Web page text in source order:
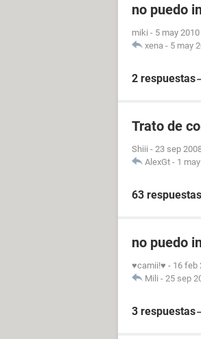
no puedo
miki - 5 may
xena - 5 may
2 respuestas
Trato de
Shiii - 23 sep
AlexGt - 1
63 respuestas
no puedo
♥camii!♥ - 16 feb
Mili - 25 sep
3 respuestas